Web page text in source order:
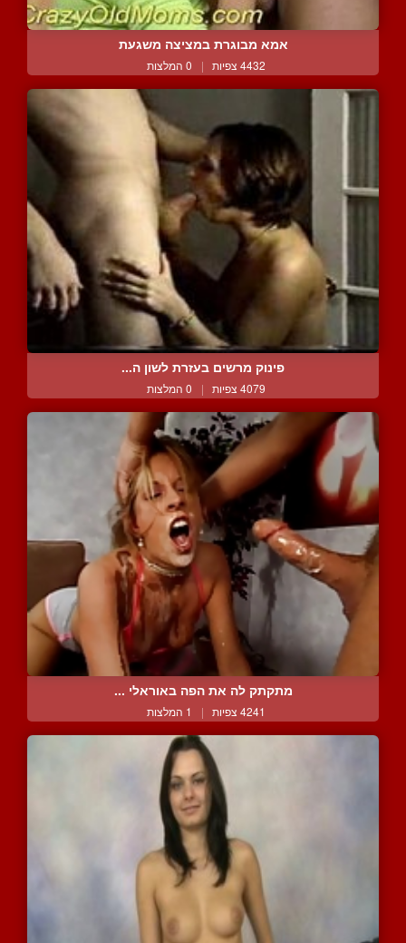
אמא מבוגרת במציצה משגעת
4432 צפיות | 0 המלצות
פינוק מרשים בעזרת לשון ה...
4079 צפיות | 0 המלצות
מתקתק לה את הפה באוראלי ...
4241 צפיות | 1 המלצות